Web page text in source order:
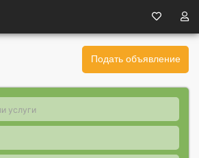
Подать объявление